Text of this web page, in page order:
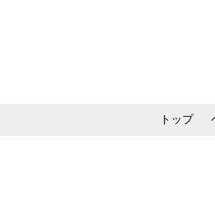
トップ